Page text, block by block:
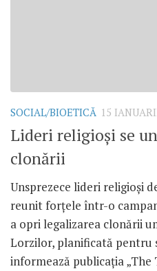
SOCIAL/BIOETICĂ 15
Lideri religioşi se
clonării
Unsprezece lideri religioşi
reunit forţele într-o
a opri legalizarea clonării
Lorzilor, planificată pentru
informează publicaţia „The